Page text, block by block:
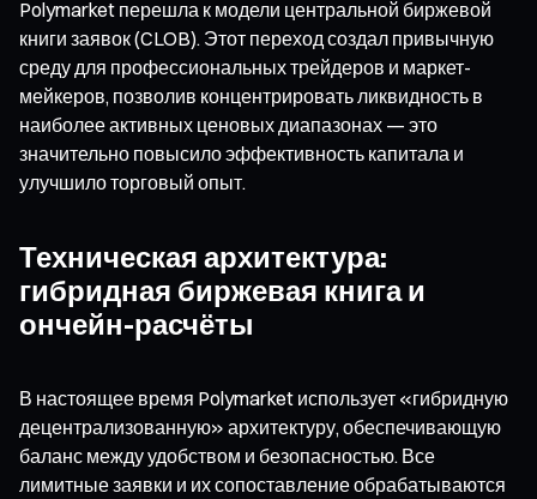
Polymarket перешла к модели центральной биржевой
книги заявок (CLOB). Этот переход создал привычную
среду для профессиональных трейдеров и маркет-
мейкеров, позволив концентрировать ликвидность в
наиболее активных ценовых диапазонах — это
значительно повысило эффективность капитала и
улучшило торговый опыт.
Техническая архитектура:
гибридная биржевая книга и
ончейн-расчёты
В настоящее время Polymarket использует «гибридную
децентрализованную» архитектуру, обеспечивающую
баланс между удобством и безопасностью. Все
лимитные заявки и их сопоставление обрабатываются